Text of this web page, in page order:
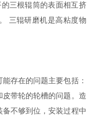
三根辊筒的表面相互挤
三辊研磨机是高粘度物
存在的问题主要包括：
带轮的轮槽的问题。造
不够到位，安装过程中